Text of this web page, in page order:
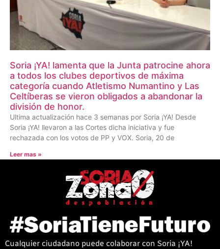
Soria ¡YA! lamenta que la Junta patrocine ahora
a todos los clubes deportivos de máxima
categoría cuando Atletismo Numantino y Las
Celtíberas se vieron obligados a abandonar la
división de honor.
Ultima actualización hace 3 semanas por Soria ¡YA! Desde
Soria ¡YA! llevaron a las Cortes dicha iniciativa y fue
rechazada con los votos de PP y VOX. Soria, 20 de
Leer mas »
Cualquier ciudadano puede colaborar con Soria ¡YA!